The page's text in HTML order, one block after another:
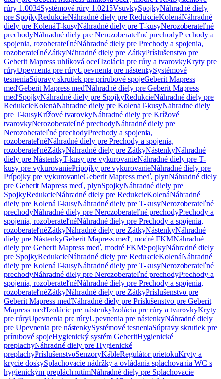
rúry 1.0034Systémové rúry 1.0215VsuvkySpojkyNáhradné diely
pre SpojkyRedukcieNáhradné diely pre RedukcieKolenáNáhradné
diely pre KolenáT-kusyNáhradné diely pre T-kusyNerozoberateľné
prechodyNáhradné diely pre Nerozoberateľné prechodyPrechody a
spojenia, rozoberateľnéNáhradné diely pre Prechody a spojenia,
rozoberateľnéZátkyNáhradné diely pre ZátkyPríslušenstvo pre
Geberit Mapress uhlíková oceľIzolácia pre rúry a tvarovkyKryty pre
rúryUpevnenia pre rúryUpevnenia pre nástenkySystémové
tesneniaSúpravy skrutiek pre prírubové spojeGeberit Mapress
meďGeberit Mapress meďNáhradné diely pre Geberit Mapress
meďSpojkyNáhradné diely pre SpojkyRedukcieNáhradné diely pre
RedukcieKolenáNáhradné diely pre KolenáT-kusyNáhradné diely
pre T-kusyKrížové tvarovkyNáhradné diely pre Krížové
tvarovkyNerozoberateľné prechodyNáhradné diely pre
Nerozoberateľné prechodyPrechody a spojenia,
rozoberateľnéNáhradné diely pre Prechody a spojenia,
rozoberateľnéZátkyNáhradné diely pre ZátkyNástenkyNáhradné
diely pre NástenkyT-kusy pre vykurovanieNáhradné diely pre T-
kusy pre vykurovaniePrípojky pre vykurovanieNáhradné diely pre
Prípojky pre vykurovanieGeberit Mapress meď, plynNáhradné diely
pre Geberit Mapress meď, plynSpojkyNáhradné diely pre
SpojkyRedukcieNáhradné diely pre RedukcieKolenáNáhradné
diely pre KolenáT-kusyNáhradné diely pre T-kusyNerozoberateľné
prechodyNáhradné diely pre Nerozoberateľné prechodyPrechody a
spojenia, rozoberateľnéNáhradné diely pre Prechody a spojenia,
rozoberateľnéZátkyNáhradné diely pre ZátkyNástenkyNáhradné
diely pre NástenkyGeberit Mapress meď, modré FKMNáhradné
diely pre Geberit Mapress meď, modré FKMSpojkyNáhradné diely
pre SpojkyRedukcieNáhradné diely pre RedukcieKolenáNáhradné
diely pre KolenáT-kusyNáhradné diely pre T-kusyNerozoberateľné
prechodyNáhradné diely pre Nerozoberateľné prechodyPrechody a
spojenia, rozoberateľnéNáhradné diely pre Prechody a spojenia,
rozoberateľnéZátkyNáhradné diely pre ZátkyPríslušenstvo pre
Geberit Mapress meďNáhradné diely pre Príslušenstvo pre Geberit
Mapress meďIzolácie pre nástenkyIzolácia pre rúry a tvarovkyKryty
pre rúryUpevnenia pre rúryUpevnenia pre nástenkyNáhradné diely
pre Upevnenia pre nástenkySystémové tesneniaSúpravy skrutiek pre
prírubové spojeHygienický systém GeberitHygienické
preplachyNáhradné diely pre Hygienické
preplachyPríslušenstvoSenzoryKábleRegulátor prietokuKryty a
krycie doskySplachovacie nádržky a ovládania splachovania WC s
hygienickým prepláchnutímNáhradné diely pre Splachovacie